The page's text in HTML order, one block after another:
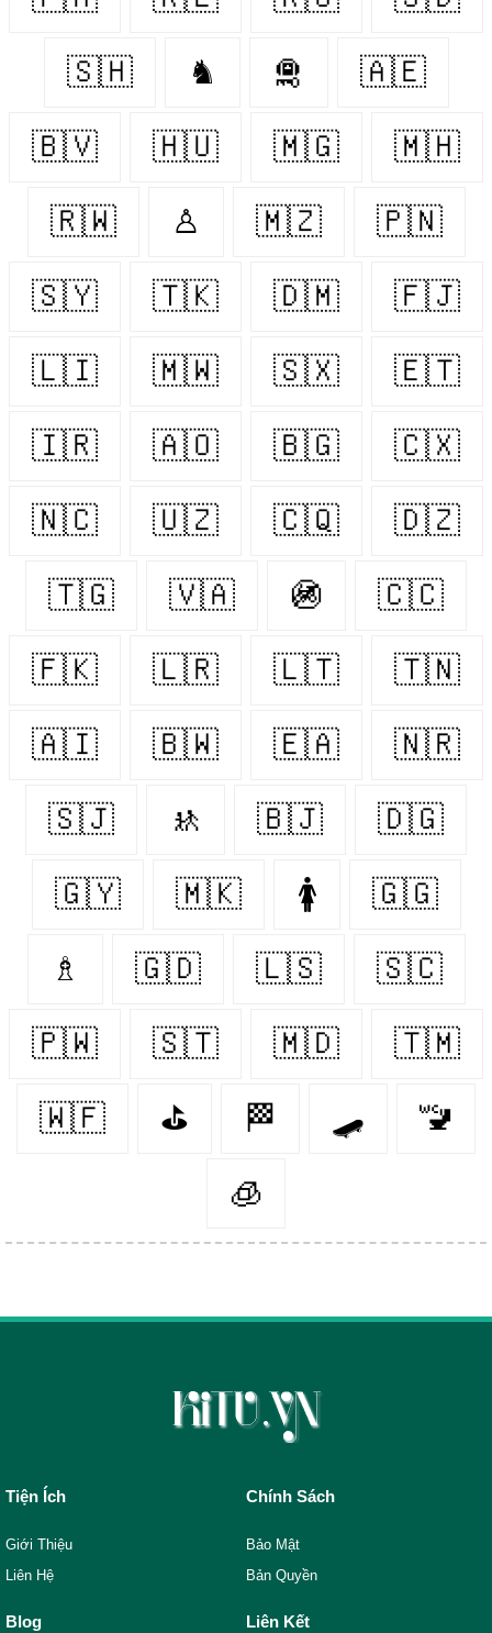
🇸🇭 ♞ 🛅 🇦🇪
🇧🇻 🇭🇺 🇲🇬 🇲🇭
🇷🇼 ♙ 🇲🇿 🇵🇳
🇸🇾 🇹🇰 🇩🇲 🇫🇯
🇱🇮 🇲🇼 🇸🇽 🇪🇹
🇮🇷 🇦🇴 🇧🇬 🇨🇽
🇳🇨 🇺🇿 🇨🇶 🇩🇿
🇹🇬 🇻🇦 🚳 🇨🇨
🇫🇰 🇱🇷 🇱🇹 🇹🇳
🇦🇮 🇧🇼 🇪🇦 🇳🇷
🇸🇯 🚸 🇧🇯 🇩🇬
🇬🇾 🇲🇰 🚺 🇬🇬
♗ 🇬🇩 🇱🇸 🇸🇨
🇵🇼 🇸🇹 🇲🇩 🇹🇲
🇼🇫 ⛳️ 🏁 🛹 🚾
🧊
Tiện Ích
Giới Thiệu
Liên Hệ
Chính Sách
Bảo Mật
Bản Quyền
Blog Liên Kết